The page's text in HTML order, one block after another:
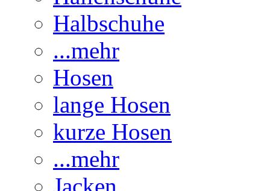
Halbschuhe
...mehr
Hosen
lange Hosen
kurze Hosen
...mehr
Jacken